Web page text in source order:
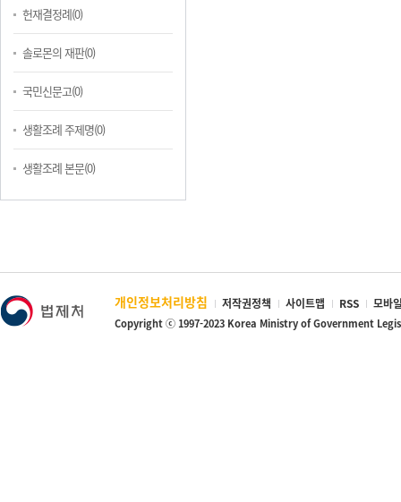
헌재결정례(0)
솔로몬의 재판(0)
국민신문고(0)
생활조례 주제명(0)
생활조례 본문(0)
개인정보처리방침 저작권정책 사이트맵 RSS 모바
Copyright ⓒ 1997-2023 Korea Ministry of Government